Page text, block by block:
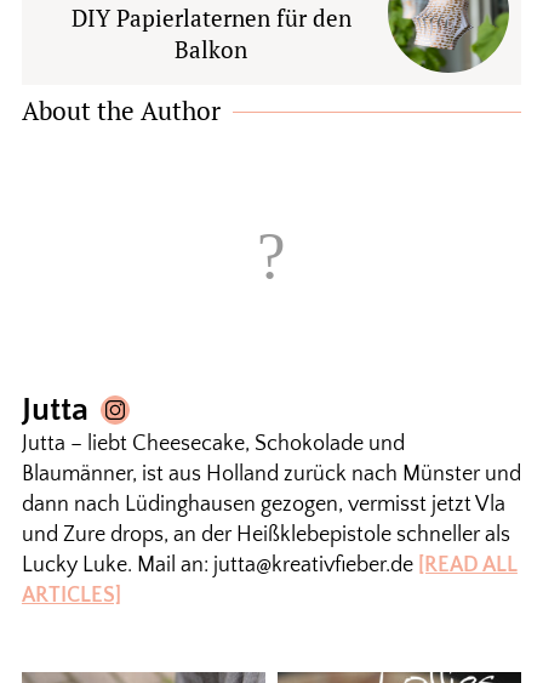
DIY Papierlaternen für den
Balkon
About the Author
Jutta
Jutta – liebt Cheesecake, Schokolade und
Blaumänner, ist aus Holland zurück nach Münster und
dann nach Lüdinghausen gezogen, vermisst jetzt Vla
und Zure drops, an der Heißklebepistole schneller als
Lucky Luke. Mail an: jutta@kreativfieber.de [READ ALL
ARTICLES]